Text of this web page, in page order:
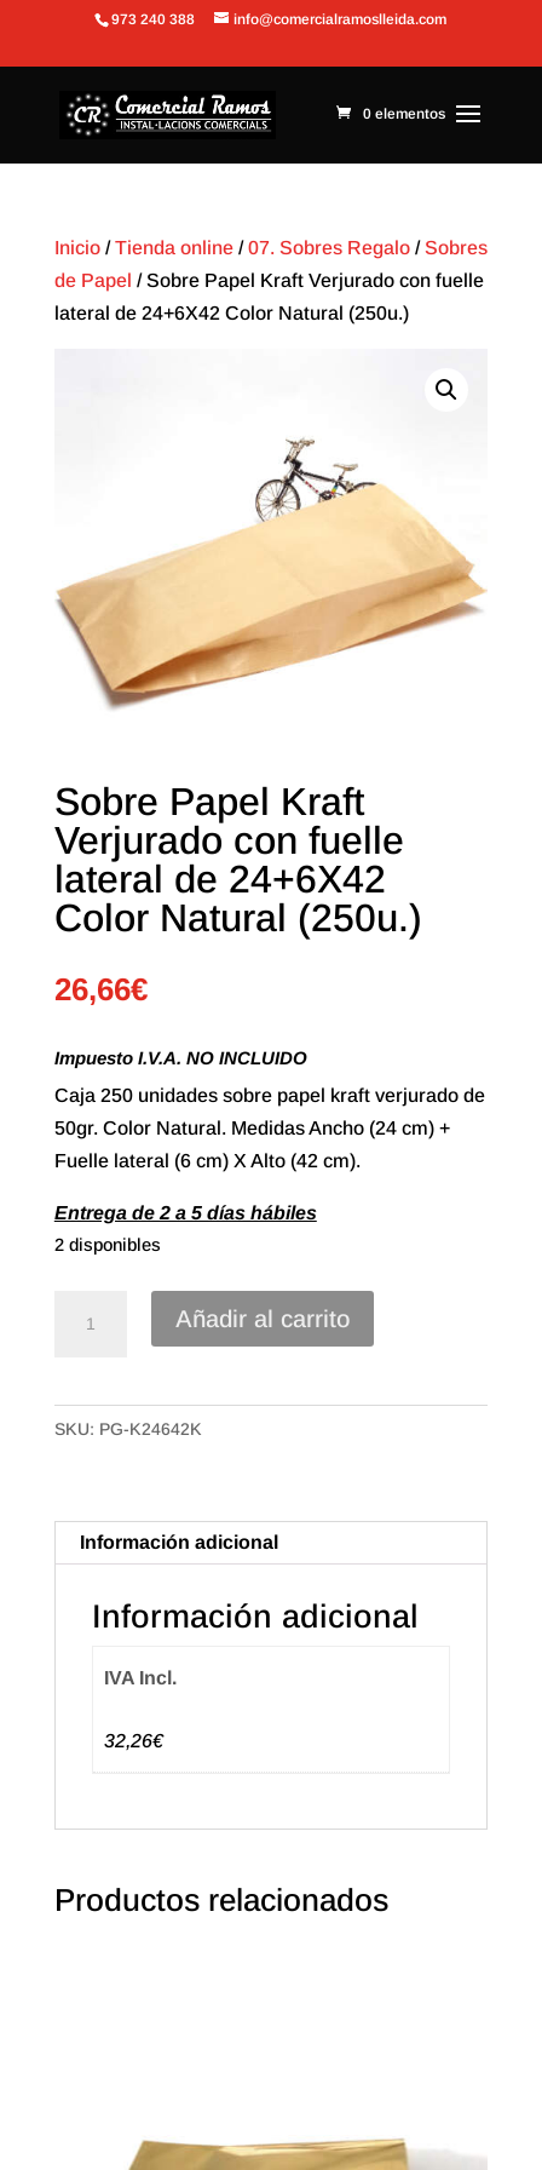
Abrir barra de herramientas
973 240 388 info@comercialramoslleida.com
0 elementos
Inicio/Tienda online/07. Sobres Regalo/Sobres
de Papel / Sobre Papel Kraft Verjurado con fuelle
lateral de 24+6X42 Color Natural (250u.)
Sobre Papel Kraft
Verjurado con fuelle
lateral de 24+6X42
Color Natural (250u.)
26,66€
Impuesto I.V.A. NO INCLUIDO
Caja 250 unidades sobre papel kraft verjurado de
50gr. Color Natural. Medidas Ancho (24 cm) +
Fuelle lateral (6 cm) X Alto (42 cm).
Entrega de 2 a 5 días hábiles
2 disponibles
Verjurado
con
24+6X42
Color
Natural
Añadir al carrito
SKU: PG-K24642K
Información adicional
Información adicional
IVA Incl.
32,26€
Productos relacionados